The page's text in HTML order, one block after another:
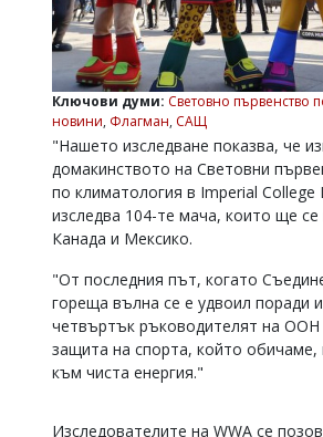
Касабова,
k.kassabova@flagman.bg
Главен
редактор:
office@flagman.bg
Коментарите
въвеждат
читателите
Ключови думи: Световно първенство
новини, Флагман, САЩ
"Нашето изследване показва, че
домакинството на Световни
по климатология в Imperial
изследва 104-те мача, които ще
Канада и Мексико.
"От последния път, когато
гореща вълна се е удвоил поради
четвъртък ръководителят на ООН
защита на спорта, който обичаме,
към чиста енергия."
Изследователите на WWA се